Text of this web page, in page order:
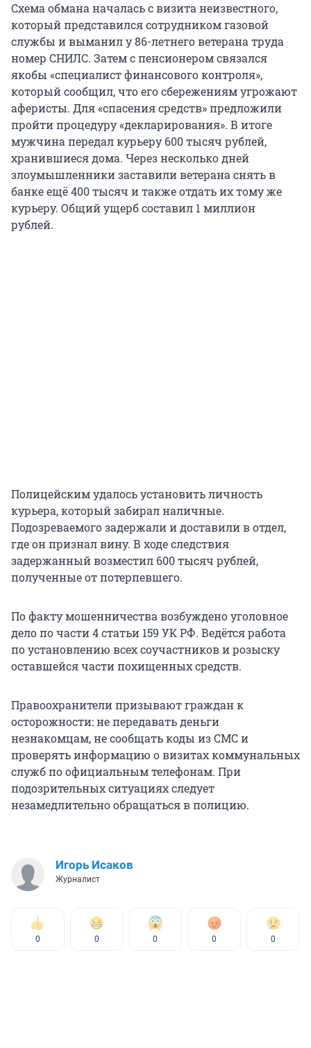
Схема обмана началась с визита неизвестного,
который представился сотрудником газовой
службы и выманил у 86-летнего ветерана труда
номер СНИЛС. Затем с пенсионером связался
якобы «специалист финансового контроля»,
который сообщил, что его сбережениям угрожают
аферисты. Для «спасения средств» предложили
пройти процедуру «декларирования». В итоге
мужчина передал курьеру 600 тысяч рублей,
хранившиеся дома. Через несколько дней
злоумышленники заставили ветерана снять в
банке ещё 400 тысяч и также отдать их тому же
курьеру. Общий ущерб составил 1 миллион
рублей.
Полицейским удалось установить личность
курьера, который забирал наличные.
Подозреваемого задержали и доставили в отдел,
где он признал вину. В ходе следствия
задержанный возместил 600 тысяч рублей,
полученные от потерпевшего.
По факту мошенничества возбуждено уголовное
дело по части 4 статьи 159 УК РФ. Ведётся работа
по установлению всех соучастников и розыску
оставшейся части похищенных средств.
Правоохранители призывают граждан к
осторожности: не передавать деньги
незнакомцам, не сообщать коды из СМС и
проверять информацию о визитах коммунальных
служб по официальным телефонам. При
подозрительных ситуациях следует
незамедлительно обращаться в полицию.
Игорь Исаков
Журналист
0 0 0 0 0